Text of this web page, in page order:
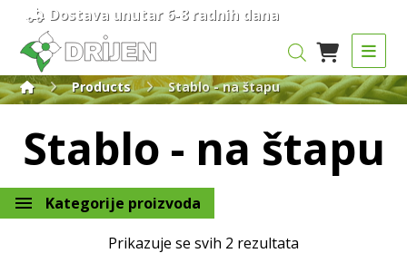
Dostava unutar 6-8 radnih dana
Products Stablo - na štapu
Stablo - na štapu
Kategorije proizvoda
Prikazuje se svih 2 rezultata